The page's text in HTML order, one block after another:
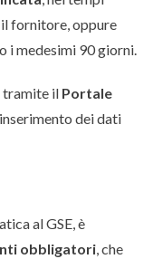
fornitore, oppure
i medesimi 90 giorni.
tramite il Portale
dei dati
al GSE, è
obbligatori, che